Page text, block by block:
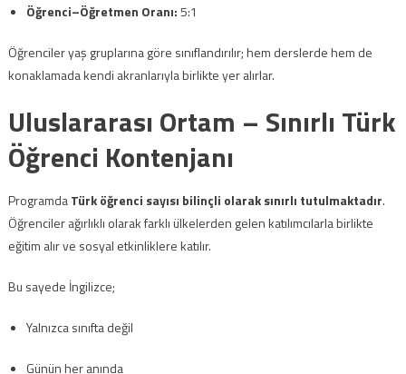
Öğrenci–Öğretmen Oranı:5:1
Öğrenciler yaş gruplarına göre sınıflandırılır; hem derslerde hem de
konaklamada kendi akranlarıyla birlikte yer alırlar.
Uluslararası Ortam – Sınırlı Türk
Öğrenci Kontenjanı
ProgramdaTürk öğrenci sayısı bilinçli olarak sınırlı tutulmaktadır.
Öğrenciler ağırlıklı olarak farklı ülkelerden gelen katılımcılarla birlikte
eğitim alır ve sosyal etkinliklere katılır.
Bu sayede İngilizce;
Yalnızca sınıfta değil
Günün her anında